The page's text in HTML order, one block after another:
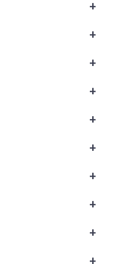
+
+
+
+
+
+
+
+
+
+